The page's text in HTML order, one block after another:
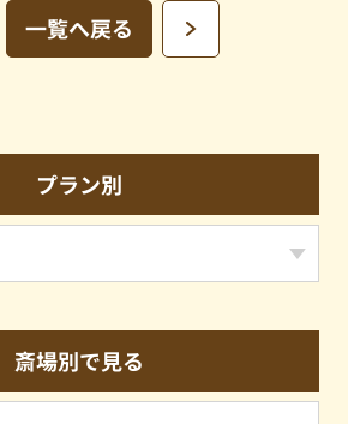
一覧へ戻る
プラン別
斎場別で見る